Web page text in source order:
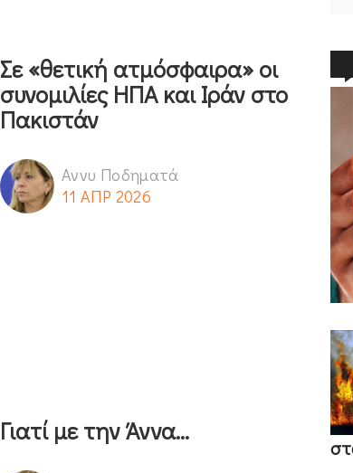
Σε «θετική ατμόσφαιρα» οι
συνομιλίες ΗΠΑ και Ιράν στο
Πακιστάν
Αννυ Ποδηματά
11 ΑΠΡ 2026
Γιατί με την Άννα...